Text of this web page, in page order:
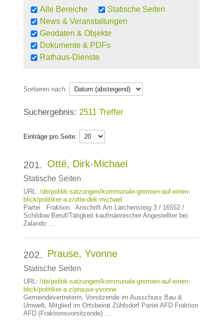
Alle Bereiche
Statische Seiten
News & Veranstaltungen
Geodaten & Objekte
Dokumente & PDFs
Rathaus-Dienste
Sortieren nach:
2511 Treffer
Einträge pro Seite:
201. Otté, Dirk-Michael
Statische Seiten
URL: /de/politik-satzungen/kommunale-gremien-auf-einen-
blick/politiker-a-z/otte-dirk-michael
Partei Fraktion Anschrift Am Lärchensteig 3 / 16552 /
Schildow Beruf/Tätigkeit kaufmännischer Angestellter bei
Zalando …
202. Prause, Yvonne
Statische Seiten
URL: /de/politik-satzungen/kommunale-gremien-auf-einen-
blick/politiker-a-z/prause-yvonne
Gemeindevertreterin, Vorsitzende im Ausschuss Bau &
Umwelt, Mitglied im Ortsbeirat Zühlsdorf Partei AFD Fraktion
AFD (Fraktionsvorsitzende) …